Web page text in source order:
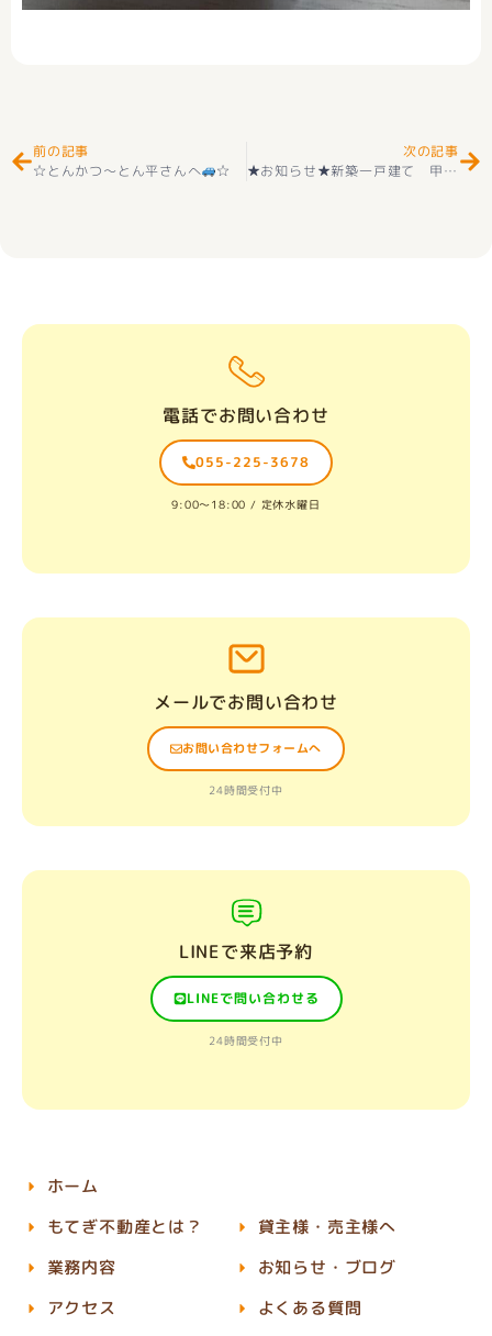
前の記事
☆とんかつ～とん平さんへ
☆
次の記事
★お知らせ★新築一戸建て 甲斐市竜王 第５ 2階建 ４ＬＤＫ 全2棟 2階建 耐震等級3取得 ＋住宅性能評価付 オール電化
電話でお問い合わせ
055-225-3678
9:00〜18:00 / 定休水曜日
メールでお問い合わせ
お問い合わせフォームへ
24時間受付中
LINEで来店予約
LINEで問い合わせる
24時間受付中
ホーム
もてぎ不動産とは？
業務内容
アクセス
貸主様・売主様へ
お知らせ・ブログ
よくある質問